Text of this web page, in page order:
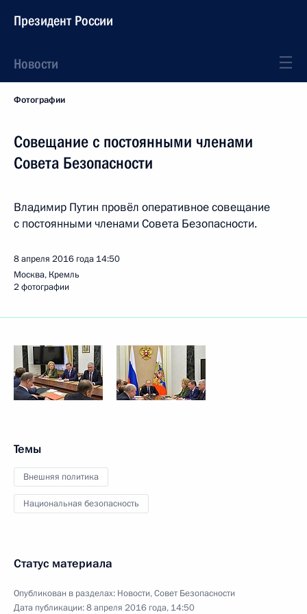
Президент России
Новости
Фотографии
Совещание с постоянными членами
Совета Безопасности
Владимир Путин провёл оперативное совещание
с постоянными членами Совета Безопасности.
8 апреля 2016 года 14:50
Москва, Кремль
2 фотографии
Темы
Внешняя политика
Национальная безопасность
Статус материала
Опубликован в разделах: Новости,Совет Безопасности
Дата публикации:8 апреля 2016 года, 14:50